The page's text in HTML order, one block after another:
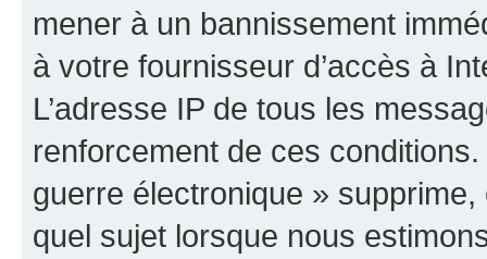
mener à un bannissement
à votre fournisseur d’accès à
L’adresse IP de tous les
renforcement de ces
guerre électronique »
quel sujet lorsque nous